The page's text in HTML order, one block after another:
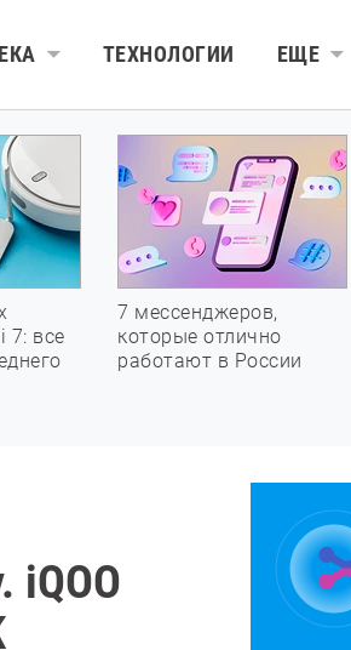
ТЕХНОЛОГИИ ЕЩЕ
7: все
7 мессенджеров,
которые отлично
работают в России
iQOO